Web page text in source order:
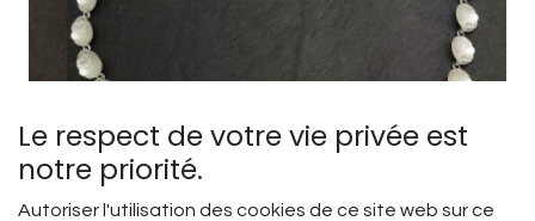
Le respect de votre vie privée est
notre priorité.
Autoriser l'utilisation des cookies de ce site web sur ce